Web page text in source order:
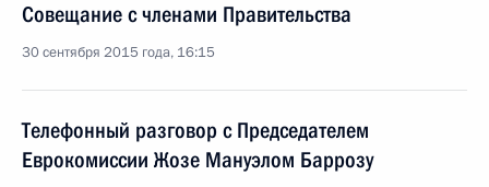
Совещание с членами Правительства
30 сентября 2015 года, 16:15
Телефонный разговор с Председателем
Еврокомиссии Жозе Мануэлом Баррозу